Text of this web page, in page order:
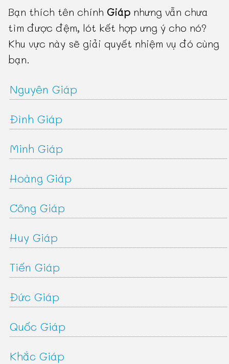
Bạn thích tên chính Giáp nhưng vẫn chưa
tìm được đệm, lót kết hợp ưng ý cho nó?
Khu vực này sẽ giải quyết nhiệm vụ đó cùng
bạn.
Nguyên Giáp
Đình Giáp
Minh Giáp
Hoàng Giáp
Công Giáp
Huy Giáp
Tiến Giáp
Đức Giáp
Quốc Giáp
Khắc Giáp